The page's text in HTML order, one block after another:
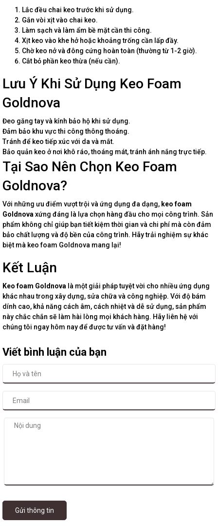
Lắc đều chai keo trước khi sử dụng.
Gắn vòi xịt vào chai keo.
Làm sạch và làm ẩm bề mặt cần thi công.
Xịt keo vào khe hở hoặc khoảng trống cần lấp đầy.
Chờ keo nở và đông cứng hoàn toàn (thường từ 1-2 giờ).
Cắt bỏ phần keo thừa (nếu cần).
Lưu Ý Khi Sử Dụng Keo Foam
Goldnova
Đeo găng tay và kính bảo hộ khi sử dụng.
Đảm bảo khu vực thi công thông thoáng.
Tránh để keo tiếp xúc với da và mắt.
Bảo quản keo ở nơi khô ráo, thoáng mát, tránh ánh nắng trực tiếp.
Tại Sao Nên Chọn Keo Foam
Goldnova?
Với những ưu điểm vượt trội và ứng dụng đa dạng, keo foam
Goldnova xứng đáng là lựa chọn hàng đầu cho mọi công trình. Sản
phẩm không chỉ giúp bạn tiết kiệm thời gian và chi phí mà còn đảm
bảo chất lượng và độ bền của công trình. Hãy trải nghiệm sự khác
biệt mà keo foam Goldnova mang lại!
Kết Luận
Keo foam Goldnova là một giải pháp tuyệt vời cho nhiều ứng dụng
khác nhau trong xây dựng, sửa chữa và công nghiệp. Với độ bám
dính cao, khả năng cách âm, cách nhiệt và dễ sử dụng, sản phẩm
này chắc chắn sẽ làm hài lòng mọi khách hàng. Hãy liên hệ với
chúng tôi ngay hôm nay để được tư vấn và đặt hàng!
Viết bình luận của bạn
Gửi thông tin